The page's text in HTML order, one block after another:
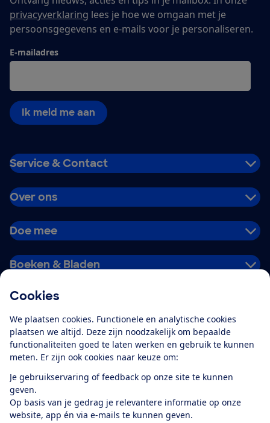
Cookies
We plaatsen cookies. Functionele en analytische cookies
plaatsen we altijd. Deze zijn noodzakelijk om bepaalde
functionaliteiten goed te laten werken en gebruik te kunnen
meten. Er zijn ook cookies naar keuze om:
Je gebruikservaring of feedback op onze site te kunnen
geven.
Op basis van je gedrag je relevantere informatie op onze
website, app én via e-mails te kunnen geven.
privacyverklaring lees je hoe we omgaan met je
persoonsgegevens en e-mails voor je personaliseren.
E-mailadres
Ik meld me aan
Service & Contact
Over ons
Doe mee
Boeken & Bladen
Alles over de
app
Algemene Voorwaarden Privacyverklaring